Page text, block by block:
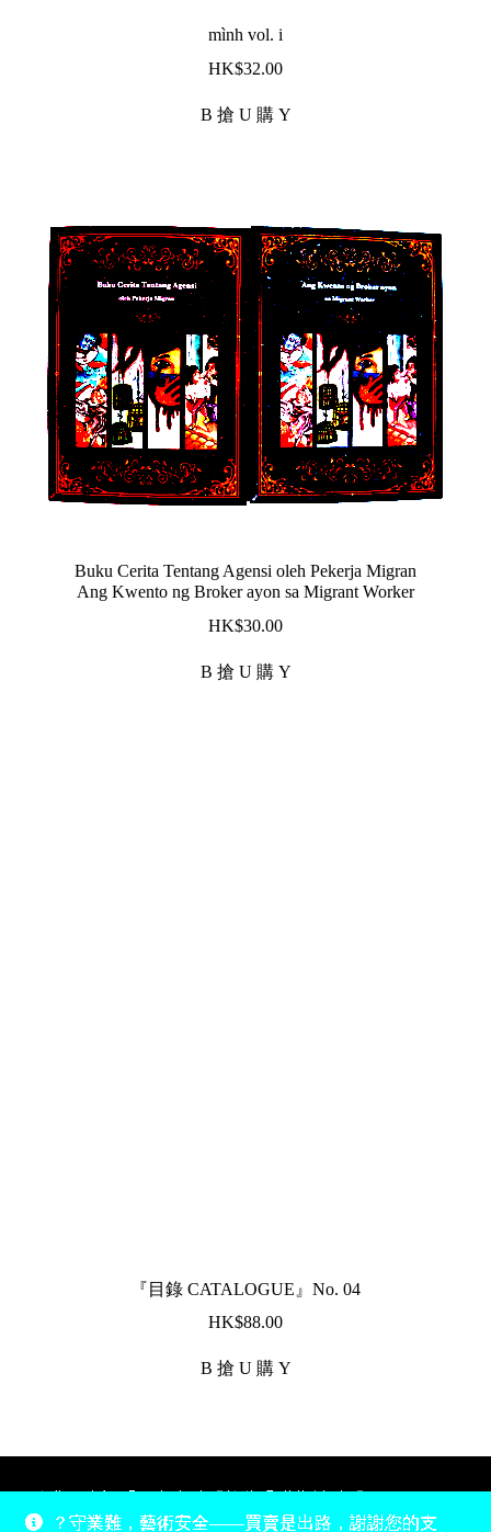
？守業難，藝術安全——買賣是出路，謝謝您的支
mình vol. i
$32.00
B 搶 U 購 Y
Buku Cerita Tentang Agensi oleh Pekerja Migran
Ang Kwento ng Broker ayon sa Migrant Worker
$30.00
B 搶 U 購 Y
『目錄 CATALOGUE』No. 04
$88.00
B 搶 U 購 Y
所有跟錢有關的事情是港幣價，我們收信用卡、支付寶、